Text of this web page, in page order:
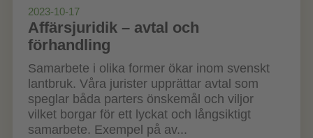
2023-10-17
Affärsjuridik – avtal och
förhandling
Samarbete i olika former ökar inom svenskt
lantbruk. Våra jurister upprättar avtal som
speglar båda parters önskemål och viljor
vilket borgar för ett lyckat och långsiktigt
samarbete. Exempel på av...